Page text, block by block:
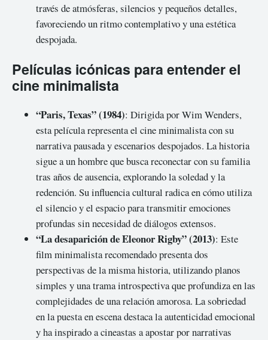
través de atmósferas, silencios y pequeños detalles,
favoreciendo un ritmo contemplativo y una estética
despojada.
Películas icónicas para entender el
cine minimalista
“Paris, Texas” (1984): Dirigida por Wim Wenders,
esta película representa el cine minimalista con su
narrativa pausada y escenarios despojados. La historia
sigue a un hombre que busca reconectar con su familia
tras años de ausencia, explorando la soledad y la
redención. Su influencia cultural radica en cómo utiliza
el silencio y el espacio para transmitir emociones
profundas sin necesidad de diálogos extensos.
“La desaparición de Eleonor Rigby” (2013): Este
film minimalista recomendado presenta dos
perspectivas de la misma historia, utilizando planos
simples y una trama introspectiva que profundiza en las
complejidades de una relación amorosa. La sobriedad
en la puesta en escena destaca la autenticidad emocional
y ha inspirado a cineastas a apostar por narrativas